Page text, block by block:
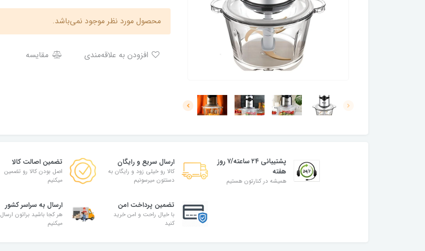
محصول مورد نظر موجود نمی‌باشد.
مقایسه
پشتیبانی ۲۴ ساعته/۷ روز
هفته
همیشه در کنارتون هستیم
ارسال سریع و رایگان
کالا رو خیلی زود و رایگان به
دستتون میرسونیم
تضمین اصالت کالا
اصل بودن کالا رو تضمین
میکنیم
تضمین پرداخت امن
با خیال راحت و امن خرید
کنید
ارسال به سراسر کشور
هر کجا باشید براتون ارسال
میکنیم